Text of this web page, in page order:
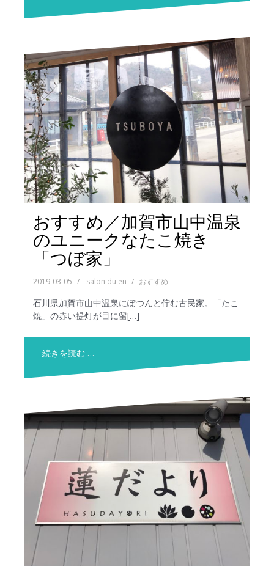
おすすめ／加賀市山中温泉
のユニークなたこ焼き
「つぼ家」
2019-03-05 salon du en おすすめ
石川県加賀市山中温泉にぽつんと佇む古民家。「たこ
焼」の赤い提灯が目に留[…]
続きを読む …